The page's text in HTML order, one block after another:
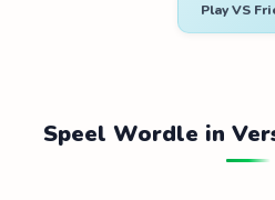
Play VS
Speel Wordle in